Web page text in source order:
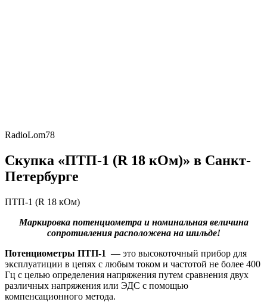
RadioLom78
Скупка «ПТП-1 (R 18 кОм)» в Санкт-
Петербурге
ПТП-1 (R 18 кОм)
Маркировка потенциометра и номинальная величина
сопротивления расположена на шильде!
Потенциометры ПТП-1 — это высокоточный прибор для
эксплуатиции в цепях с любым током и частотой не более 400
Гц с целью определения напряжения путем сравнения двух
различных напряжения или ЭДС с помощью
компенсационного метода.